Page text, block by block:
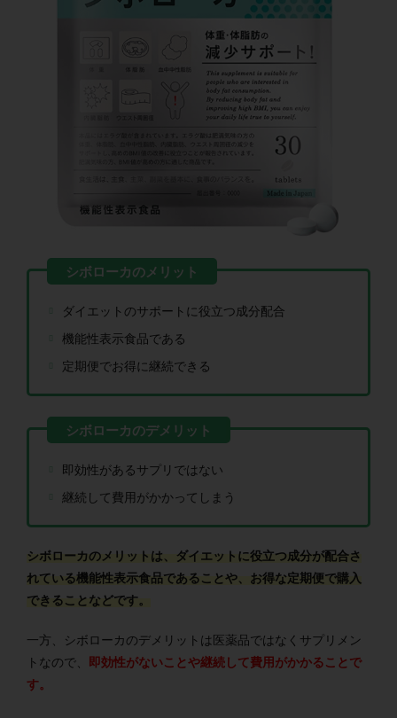
ダイエットのサポートに役立つ成分配合
機能性表示食品である
定期便でお得に継続できる
即効性があるサプリではない
継続して費用がかかってしまう
シボローカのメリットは、ダイエットに役立つ成分が配合さ
れている機能性表示食品であることや、お得な定期便で購入
できることなどです。
一方、シボローカのデメリットは医薬品ではなくサプリメン
トなので、
即効性がないことや継続して費用がかかることで
す。